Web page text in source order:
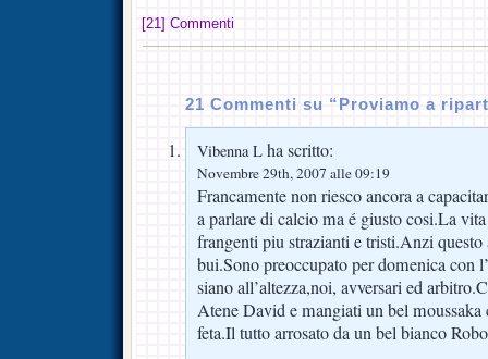
[21] Commenti
21 Commenti su “Proviamo a
Vibenna L ha scritto:
Novembre 29th, 2007 alle 09:19
Francamente non riesco ancora a
a parlare di calcio ma é giusto cosi.La
frangenti piu strazianti e tristi.Anzi
bui.Sono preoccupato per domenica con
siano all’altezza,noi, avversari ed
Atene David e mangiati un bel moussaka
feta.Il tutto arrosato da un bel bianco